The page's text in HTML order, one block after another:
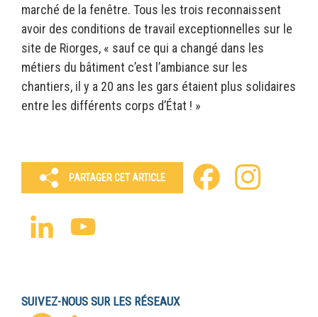
marché de la fenêtre. Tous les trois reconnaissent
avoir des conditions de travail exceptionnelles sur le
site de Riorges, « sauf ce qui a changé dans les
métiers du bâtiment c’est l’ambiance sur les
chantiers, il y a 20 ans les gars étaient plus solidaires
entre les différents corps d’État ! »
PARTAGER CET ARTICLE Facebook
LinkedIn
SUIVEZ-NOUS SUR LES RÉSEAUX